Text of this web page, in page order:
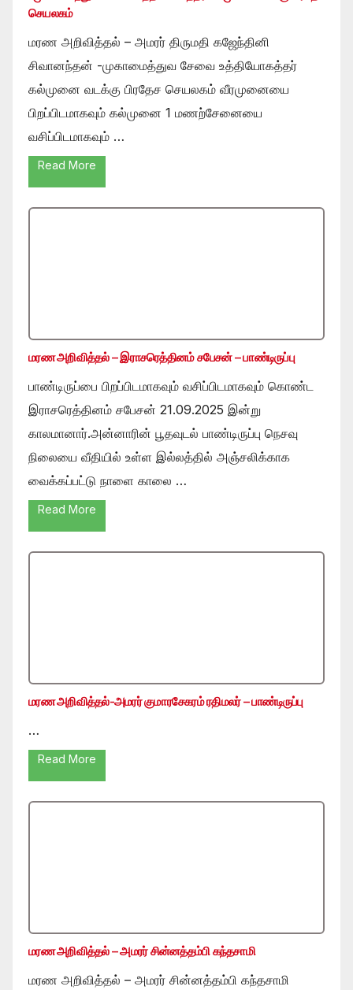
செயலகம்
மரண அறிவித்தல் – அமரர் திருமதி கஜேந்தினி
சிவானந்தன் -முகாமைத்துவ சேவை உத்தியோகத்தர்
கல்முனை வடக்கு பிரதேச செயலகம் வீரமுனையை
பிறப்பிடமாகவும் கல்முனை 1 மணற்சேனையை
வசிப்பிடமாகவும் …
Read More
மரண அறிவித்தல் – இராசரெத்தினம் சபேசன் – பாண்டிருப்பு
பாண்டிருப்பை பிறப்பிடமாகவும் வசிப்பிடமாகவும் கொண்ட
இராசரெத்தினம் சபேசன் 21.09.2025 இன்று
காலமானார்.அன்னாரின் பூதவுடல் பாண்டிருப்பு நெசவு
நிலையை வீதியில் உள்ள இல்லத்தில் அஞ்சலிக்காக
வைக்கப்பட்டு நாளை காலை …
Read More
மரண அறிவித்தல்-அமரர் குமாரசேகரம் ரதிமலர் – பாண்டிருப்பு
…
Read More
மரண அறிவித்தல் – அமரர் சின்னத்தம்பி கந்தசாமி
மரண அறிவித்தல் – அமரர் சின்னத்தம்பி கந்தசாமி